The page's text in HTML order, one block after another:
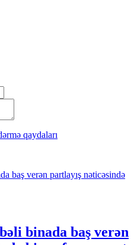
qaydaları
binada baş verən